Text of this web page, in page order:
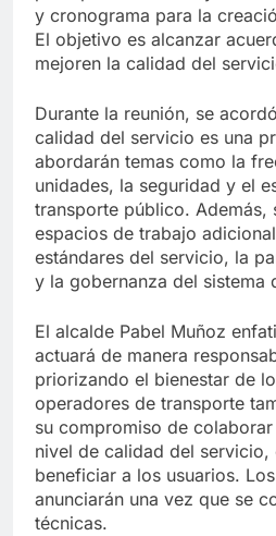
y cronograma para la
El objetivo es alcanzar
mejoren la calidad del
Durante la reunión, se
calidad del servicio es una
abordarán temas como la
unidades, la seguridad y el
transporte público. Además,
espacios de trabajo
estándares del servicio, la
y la gobernanza del sistema
El alcalde Pabel Muñoz
actuará de manera
priorizando el bienestar de
operadores de transporte
su compromiso de
nivel de calidad del
beneficiar a los usuarios.
anunciarán una vez que se
técnicas.